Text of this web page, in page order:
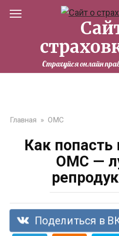
Страхуйся онлайн
Главная » ОМС
Как
ОМС —
Поделиться в